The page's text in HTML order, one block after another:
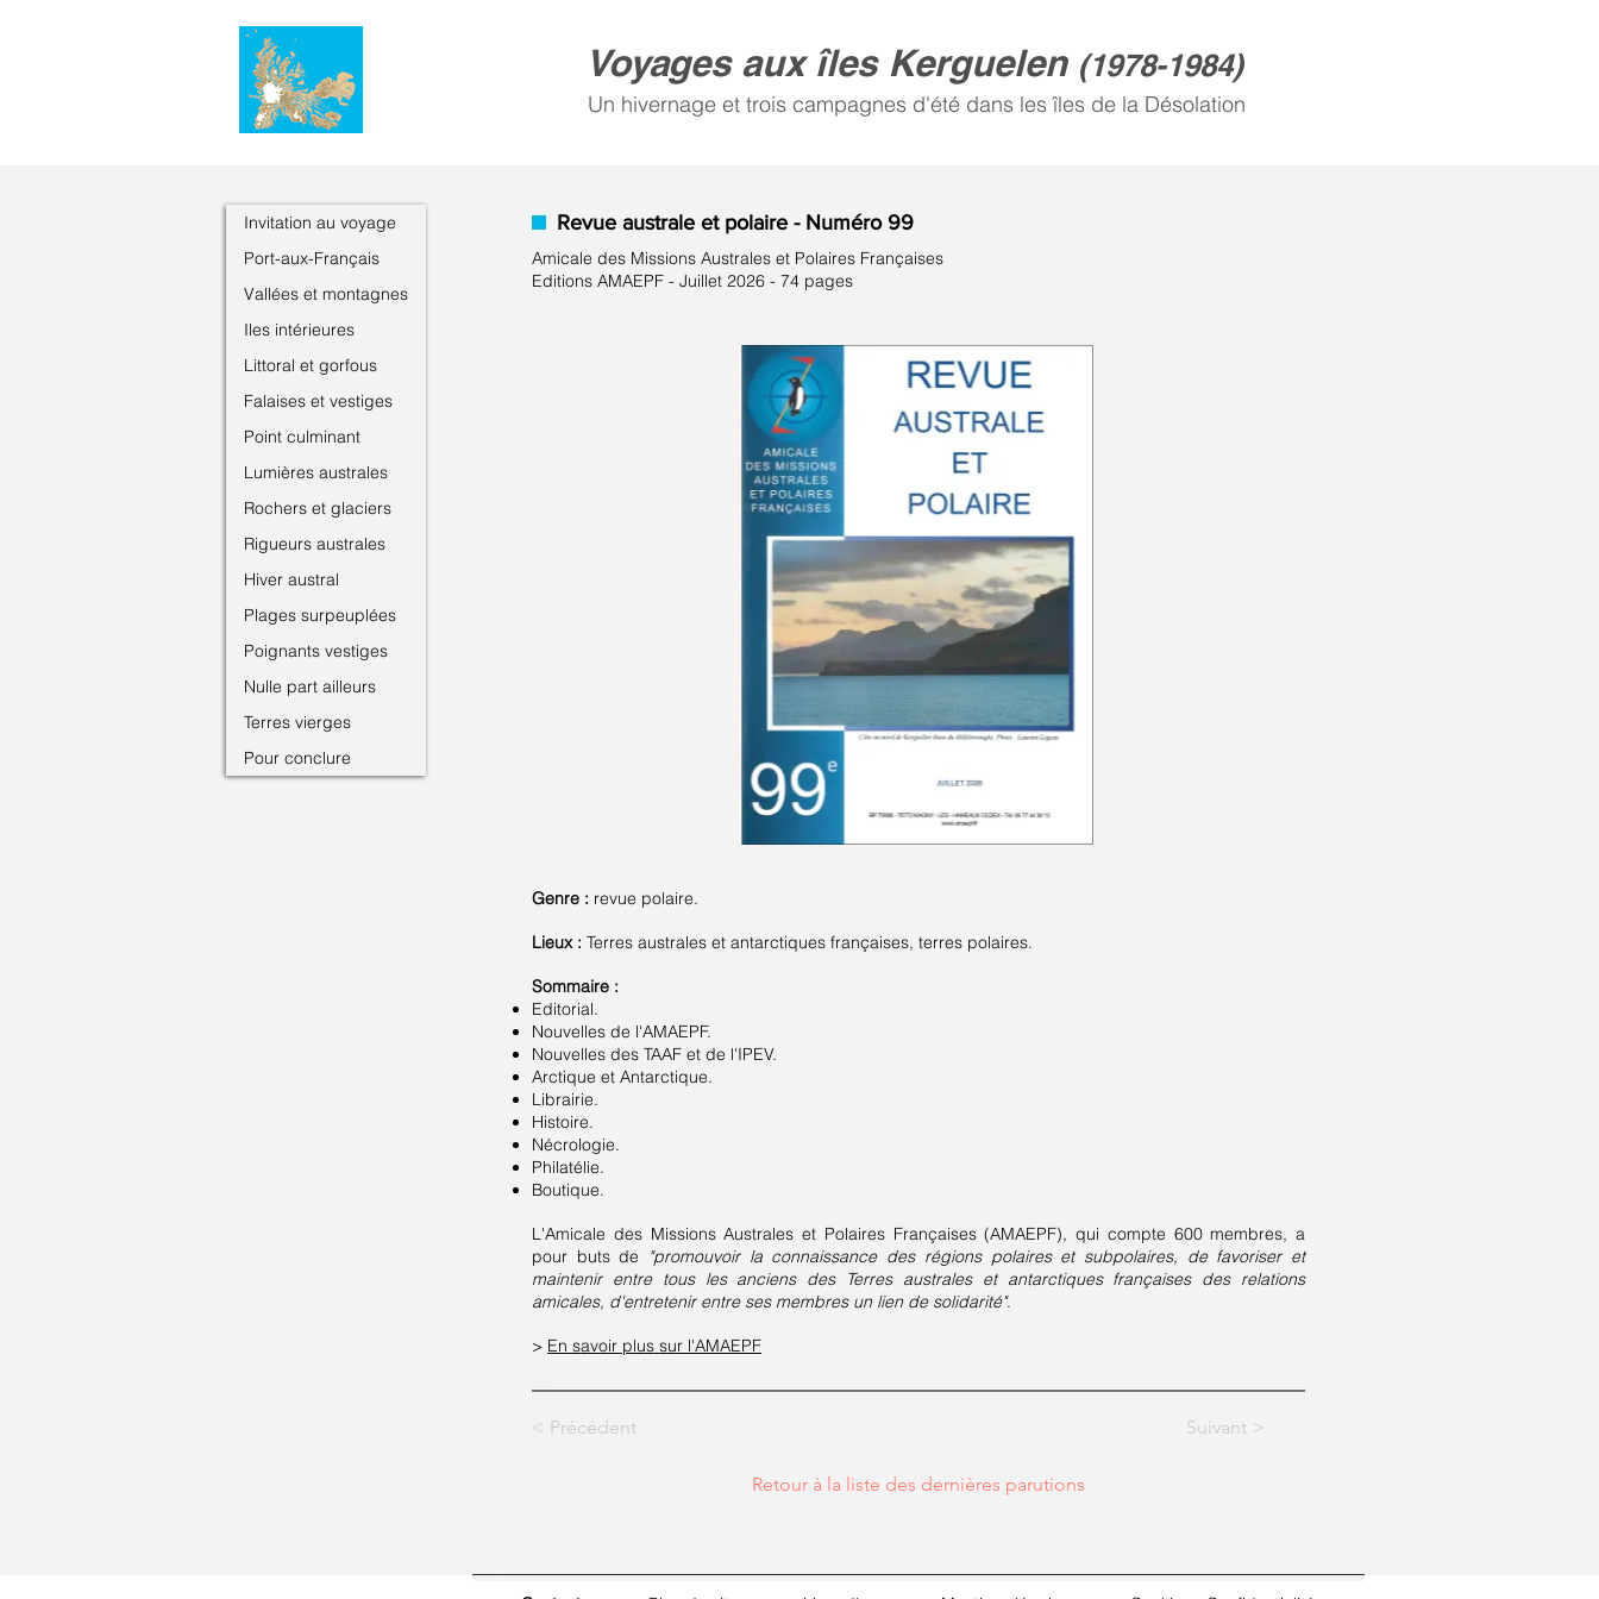
Voyages aux îles Kerguelen (1978-1984)
Un hivernage et trois campagnes d'été dans les îles de la Désolation
Invitation au voyage
Port-aux-Français
Vallées et montagnes
Iles intérieures
Littoral et gorfous
Falaises et vestiges
Point culminant
Lumières australes
Rochers et glaciers
Rigueurs australes
Hiver austral
Plages surpeuplées
Poignants vestiges
Nulle part ailleurs
Terres vierges
Pour conclure
Revue australe et polaire - Numéro 99
Amicale des Missions Australes et Polaires Françaises
Editions AMAEPF - Juillet 2026 - 74 pages
Genre : revue polaire.
Lieux : Terres australes et antarctiques françaises, terres polaires.
Sommaire :
Editorial.
Nouvelles de l'AMAEPF.
Nouvelles des TAAF et de l'IPEV.
Arctique et Antarctique.
Librairie.
Histoire.
Nécrologie.
Philatélie.
Boutique.
L'Amicale des Missions Australes et Polaires Françaises (AMAEPF), qui compte 600 membres, a
pour buts de
"promouvoir la connaissance des régions polaires et subpolaires, de favoriser et
maintenir entre tous les anciens des Terres australes et antarctiques françaises des relations
amicales, d'entretenir entre ses membres un lien de solidarité".
> En savoir plus sur l'AMAEPF
< Précédent Suivant >
Retour à la liste des dernières parutions